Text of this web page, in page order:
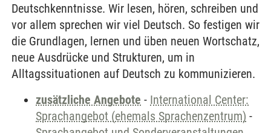
Deutschkenntnisse. Wir lesen, hören, schreiben und
vor allem sprechen wir viel Deutsch. So festigen wir
die Grundlagen, lernen und üben neuen Wortschatz,
neue Ausdrücke und Strukturen, um in
Alltagssituationen auf Deutsch zu kommunizieren.
zusätzliche Angebote - International Center:
Sprachangebot (ehemals Sprachenzentrum) -